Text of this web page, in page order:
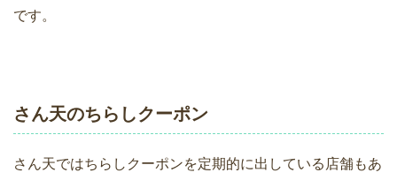
です。
さん天のちらしクーポン
さん天ではちらしクーポンを定期的に出している店舗もあ